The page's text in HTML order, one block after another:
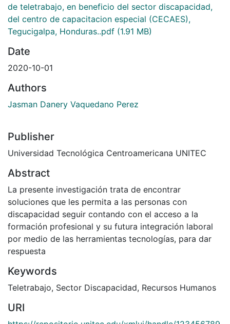
de teletrabajo, en beneficio del sector discapacidad,
del centro de capacitacion especial (CECAES),
Tegucigalpa, Honduras..pdf (1.91 MB)
Date
2020-10-01
Authors
Jasman Danery Vaquedano Perez
Publisher
Universidad Tecnológica Centroamericana UNITEC
Abstract
La presente investigación trata de encontrar
soluciones que les permita a las personas con
discapacidad seguir contando con el acceso a la
formación profesional y su futura integración laboral
por medio de las herramientas tecnologías, para dar
respuesta
Keywords
Teletrabajo, Sector Discapacidad, Recursos Humanos
URI